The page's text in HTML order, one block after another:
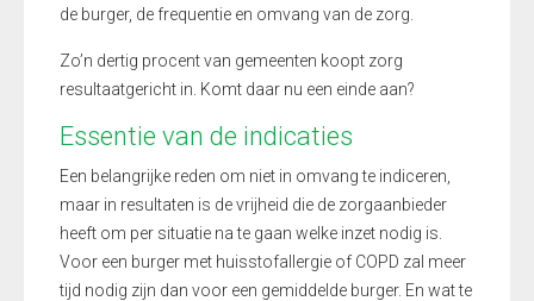
de burger, de frequentie en omvang van de zorg.
Zo’n dertig procent van gemeenten koopt zorg
resultaatgericht in. Komt daar nu een einde aan?
Essentie van de indicaties
Een belangrijke reden om niet in omvang te indiceren,
maar in resultaten is de vrijheid die de zorgaanbieder
heeft om per situatie na te gaan welke inzet nodig is.
Voor een burger met huisstofallergie of COPD zal meer
tijd nodig zijn dan voor een gemiddelde burger. En wat te